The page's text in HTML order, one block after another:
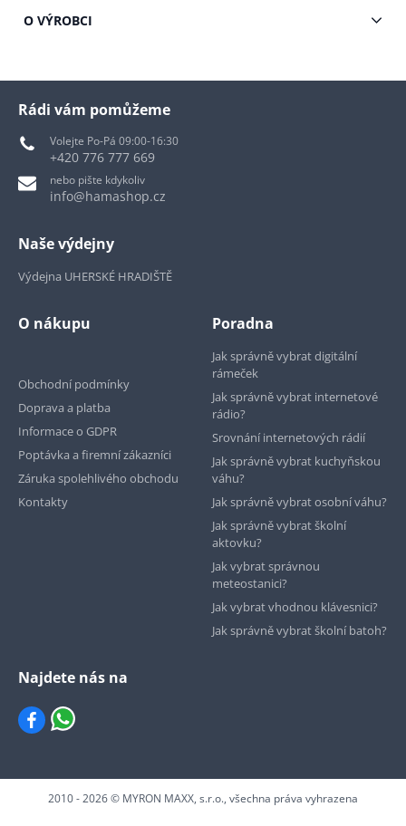
O VÝROBCI
Rádi vám pomůžeme
Volejte Po-Pá 09:00-16:30
+420 776 777 669
nebo pište kdykoliv
info@hamashop.cz
Naše výdejny
Výdejna UHERSKÉ HRADIŠTĚ
O nákupu
Obchodní podmínky
Doprava a platba
Informace o GDPR
Poptávka a firemní zákazníci
Záruka spolehlivého obchodu
Kontakty
Poradna
Jak správně vybrat digitální
rámeček
Jak správně vybrat internetové
rádio?
Srovnání internetových rádií
Jak správně vybrat kuchyňskou
váhu?
Jak správně vybrat osobní váhu?
Jak správně vybrat školní
aktovku?
Jak vybrat správnou
meteostanici?
Jak vybrat vhodnou klávesnici?
Jak správně vybrat školní batoh?
Najdete nás na
2010 - 2026 © MYRON MAXX, s.r.o., všechna práva vyhrazena